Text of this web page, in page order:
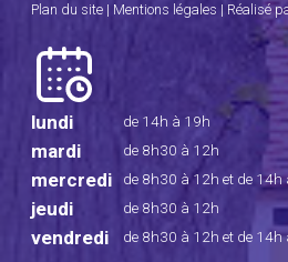
Plan du site | Mentions légales | Réalisé
lundi de 14h à 19h
mardi de 8h30 à 12h
mercredi de 8h30 à 12h et de 14h
jeudi de 8h30 à 12h
vendredi de 8h30 à 12h et de 14h